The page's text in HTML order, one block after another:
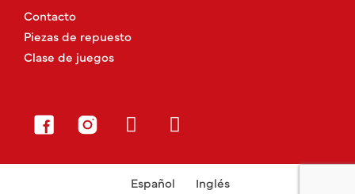
Contacto
Piezas de repuesto
Clase de juegos
Español Inglés